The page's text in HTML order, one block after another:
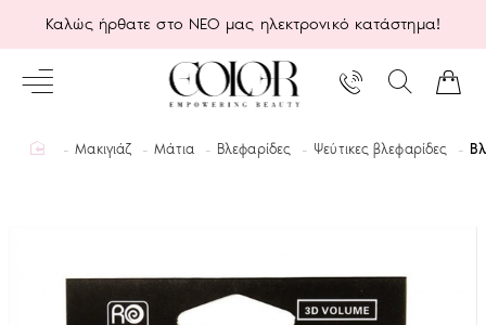
Καλώς ήρθατε στο ΝΕΟ μας ηλεκτρονικό κατάστημα!
homeΜακιγιάζ Μάτια Βλεφαρίδες Ψεύτικες βλεφαρίδες